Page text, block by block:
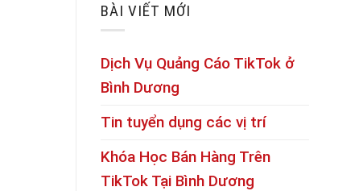
BÀI VIẾT MỚI
Dịch Vụ Quảng Cáo TikTok ở
Bình Dương
Tin tuyển dụng các vị trí
Khóa Học Bán Hàng Trên
TikTok Tại Bình Dương